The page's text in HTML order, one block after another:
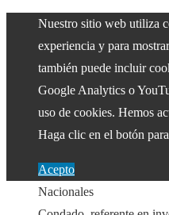
Nuestro sitio web utiliza
experiencia y para
también puede incluir
Google Analytics o
uso de cookies. Hemos
Haga clic en el botón
Acepto
Nacionales